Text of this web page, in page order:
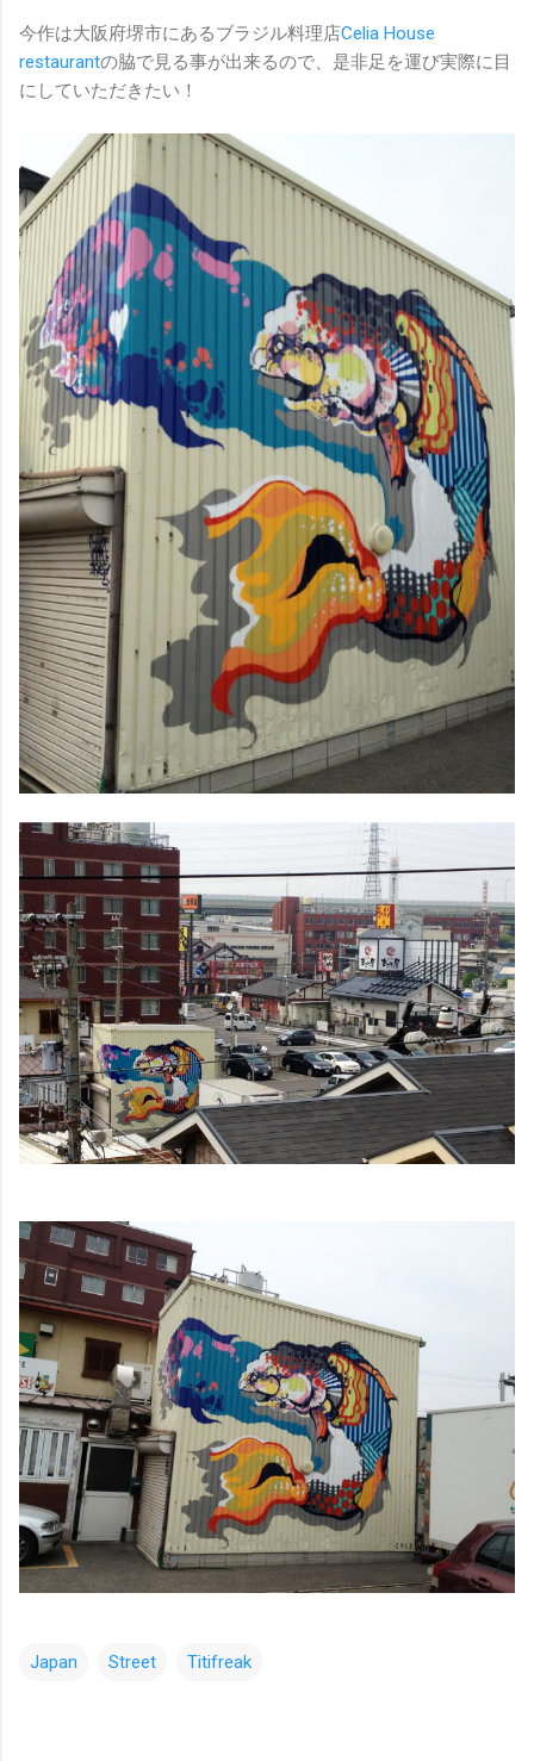
今作は大阪府堺市にあるブラジル料理店Celia House
restaurantの脇で見る事が出来るので、是非足を運び実際に目
にしていただきたい！
Japan Street Titifreak